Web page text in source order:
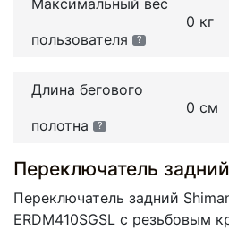
пользователя
?
0 кг
Длина бегового
полотна
?
0 см
Переключатель
Переключатель задний
ERDM410SGSL c резьбовым